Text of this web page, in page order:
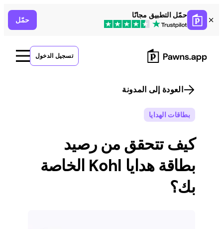
Skip
to
content
حمّل التطبيق مجانًا
حمّل
تسجيل الدخول
العودة إلى المدونة
بطاقات الهدايا
كيف تتحقق من رصيد
بطاقة هدايا Kohl الخاصة
بك؟